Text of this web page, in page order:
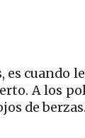
es cuando
A los
de